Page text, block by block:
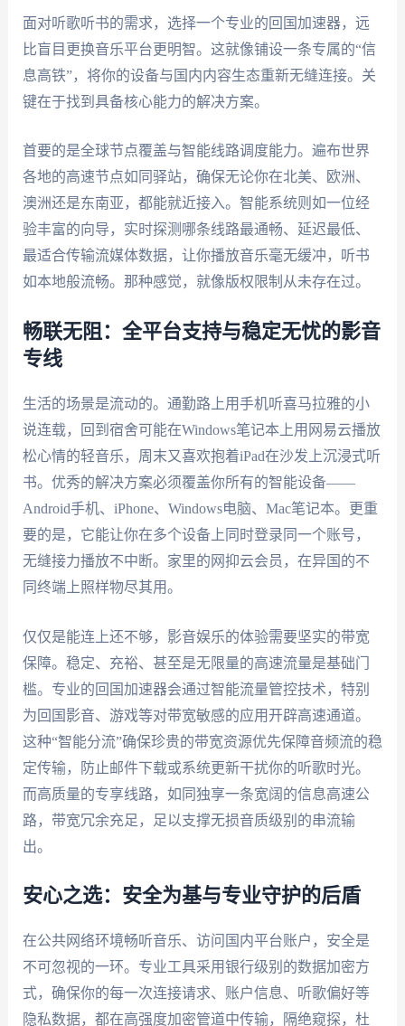
面对听歌听书的需求，选择一个专业的回国加速器，远
比盲目更换音乐平台更明智。这就像铺设一条专属的“信
息高铁”，将你的设备与国内内容生态重新无缝连接。关
键在于找到具备核心能力的解决方案。
首要的是全球节点覆盖与智能线路调度能力。遍布世界
各地的高速节点如同驿站，确保无论你在北美、欧洲、
澳洲还是东南亚，都能就近接入。智能系统则如一位经
验丰富的向导，实时探测哪条线路最通畅、延迟最低、
最适合传输流媒体数据，让你播放音乐毫无缓冲，听书
如本地般流畅。那种感觉，就像版权限制从未存在过。
畅联无阻：全平台支持与稳定无忧的影音
专线
生活的场景是流动的。通勤路上用手机听喜马拉雅的小
说连载，回到宿舍可能在Windows笔记本上用网易云播放
松心情的轻音乐，周末又喜欢抱着iPad在沙发上沉浸式听
书。优秀的解决方案必须覆盖你所有的智能设备——
Android手机、iPhone、Windows电脑、Mac笔记本。更重
要的是，它能让你在多个设备上同时登录同一个账号，
无缝接力播放不中断。家里的网抑云会员，在异国的不
同终端上照样物尽其用。
仅仅是能连上还不够，影音娱乐的体验需要坚实的带宽
保障。稳定、充裕、甚至是无限量的高速流量是基础门
槛。专业的回国加速器会通过智能流量管控技术，特别
为回国影音、游戏等对带宽敏感的应用开辟高速通道。
这种“智能分流”确保珍贵的带宽资源优先保障音频流的稳
定传输，防止邮件下载或系统更新干扰你的听歌时光。
而高质量的专享线路，如同独享一条宽阔的信息高速公
路，带宽冗余充足，足以支撑无损音质级别的串流输
出。
安心之选：安全为基与专业守护的后盾
在公共网络环境畅听音乐、访问国内平台账户，安全是
不可忽视的一环。专业工具采用银行级别的数据加密方
式，确保你的每一次连接请求、账户信息、听歌偏好等
隐私数据，都在高强度加密管道中传输，隔绝窥探，杜